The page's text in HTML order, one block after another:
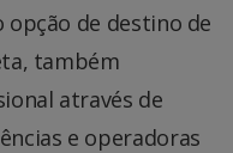
de destino de
também
através de
e operadoras